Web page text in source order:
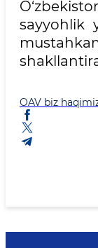
sayyohlik
OAV biz